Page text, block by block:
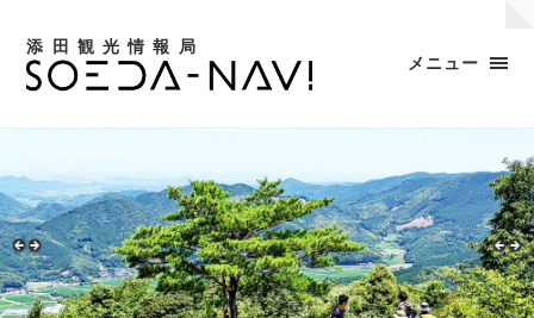
添田観光情報局
メニュー